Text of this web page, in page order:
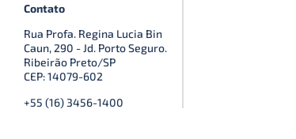
Contato
Rua Profa. Regina Lucia Bin
Caun, 290 - Jd. Porto Seguro.
Ribeirão Preto/SP
CEP: 14079-602
+55 (16) 3456-1400